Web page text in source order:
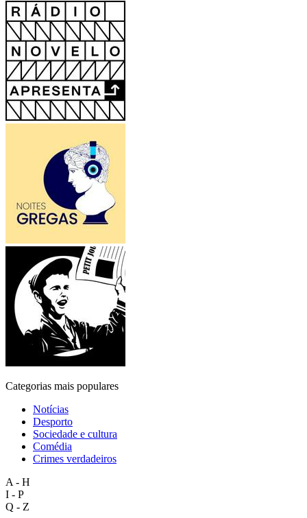
Categorias mais populares
Notícias
Desporto
Sociedade e cultura
Comédia
Crimes verdadeiros
A - H
I - P
Q - Z